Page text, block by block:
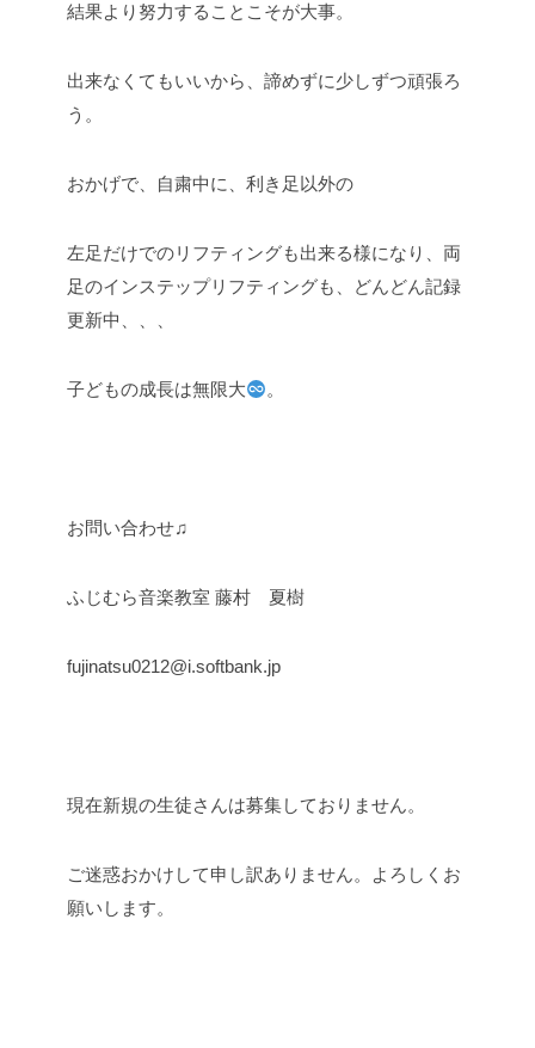
結果より努力することこそが大事。
出来なくてもいいから、諦めずに少しずつ頑張ろ
う。
おかげで、自粛中に、利き足以外の
左足だけでのリフティングも出来る様になり、両
足のインステップリフティングも、どんどん記録
更新中、、、
子どもの成長は無限大 。
お問い合わせ♫
ふじむら音楽教室 藤村 夏樹
fujinatsu0212@i.softbank.jp
現在新規の生徒さんは募集しておりません。
ご迷惑おかけして申し訳ありません。よろしくお
願いします。